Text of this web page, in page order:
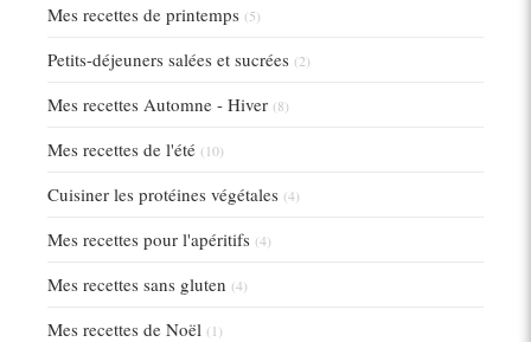
Mes recettes de printemps (5)
Petits-déjeuners salées et sucrées (2)
Mes recettes Automne - Hiver (8)
Mes recettes de l'été (10)
Cuisiner les protéines végétales (4)
Mes recettes pour l'apéritifs (4)
Mes recettes sans gluten (4)
Mes recettes de Noël (1)